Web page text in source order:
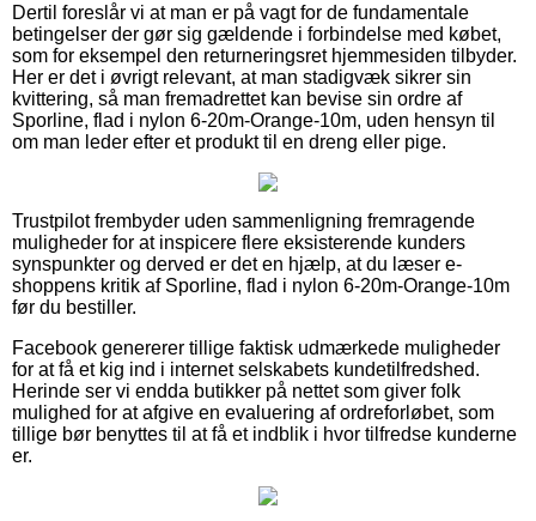
Dertil foreslår vi at man er på vagt for de fundamentale
betingelser der gør sig gældende i forbindelse med købet,
som for eksempel den returneringsret hjemmesiden tilbyder.
Her er det i øvrigt relevant, at man stadigvæk sikrer sin
kvittering, så man fremadrettet kan bevise sin ordre af
Sporline, flad i nylon 6-20m-Orange-10m, uden hensyn til
om man leder efter et produkt til en dreng eller pige.
Trustpilot frembyder uden sammenligning fremragende
muligheder for at inspicere flere eksisterende kunders
synspunkter og derved er det en hjælp, at du læser e-
shoppens kritik af Sporline, flad i nylon 6-20m-Orange-10m
før du bestiller.
Facebook genererer tillige faktisk udmærkede muligheder
for at få et kig ind i internet selskabets kundetilfredshed.
Herinde ser vi endda butikker på nettet som giver folk
mulighed for at afgive en evaluering af ordreforløbet, som
tillige bør benyttes til at få et indblik i hvor tilfredse kunderne
er.